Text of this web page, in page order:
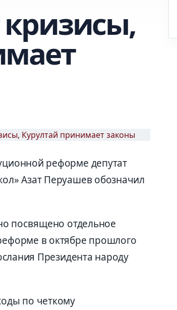
реформе депутат
Азат Перуашев обозначил
посвящено отдельное
в октябре прошлого
Президента народу
по четкому